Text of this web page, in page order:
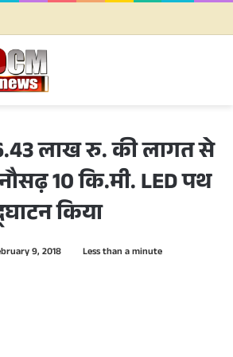
लाख रु. की लागत से
10 कि.मी. LED पथ
किया
9, 2018 Less than a minute